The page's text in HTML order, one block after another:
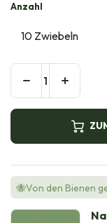
Anzahl
🐝Von den Bienen